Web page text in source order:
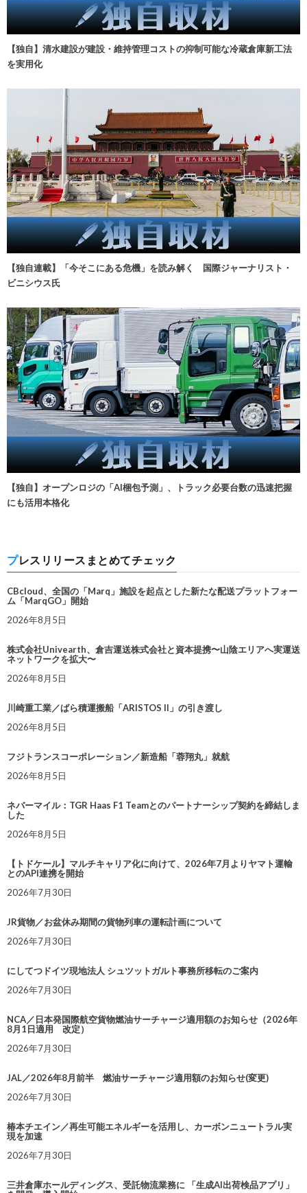
【独自】清水建設が建設・維持管理コストの抑制可能な冷蔵倉庫新工法
を実用化
【独自連載】「今そこにある危機」を読み解く 国際ジャーナリスト・
ビニシウス氏
【独自】オープンロジの「AI梱包予測」、トラック必要台数の迅速把握
にも活用本格化
プレスリリースまとめてチェック
CBcloud、全国の「Marq」施設を起点とした新たな配送プラットフォー
ム「MarqGO」開始
2026年8月5日
株式会社Univearth、倉吉運送株式会社と資本提携〜山陰エリアへ実運送
ネットワークを拡大〜
2026年8月5日
川崎重工業／ばら積運搬船「ARISTOS II」の引き渡し
2026年8月5日
フジトランスコーポレーション／新造船「蓉翔丸」就航
2026年8月5日
ネバーマイル：TGR Haas F1 Teamとのパートナーシップ契約を締結しま
した
2026年8月5日
【トドケール】マルチキャリア化に向けて、2026年7月よりヤマト運輸
とのAPI連携を開始
2026年7月30日
JR貨物／お盆休み期間の貨物列車の運転計画について
2026年7月30日
にしてつドイツ現地法人 シュツットガルト事務所移転のご案内
2026年7月30日
NCA／日本発国際航空貨物燃油サーチャージ適用額のお知らせ（2026年
8月1日適用 改定）
2026年7月30日
JAL／2026年8月前半 燃油サーチャージ適用額のお知らせ(変更)
2026年7月30日
椿本チエイン／再生可能エネルギーを活用し、カーボンニュートラル実
現を加速
2026年7月30日
三井倉庫ホールディングス、受託物流業務に 「生成AI出荷検品アプリ」